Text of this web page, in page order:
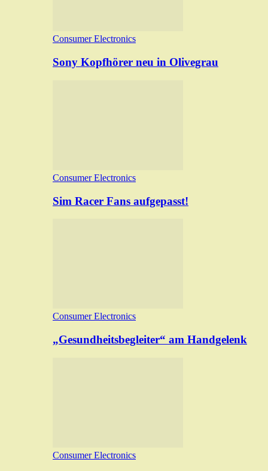
Consumer Electronics
Sony Kopfhörer neu in Olivegrau
Consumer Electronics
Sim Racer Fans aufgepasst!
Consumer Electronics
„Gesundheitsbegleiter“ am Handgelenk
Consumer Electronics